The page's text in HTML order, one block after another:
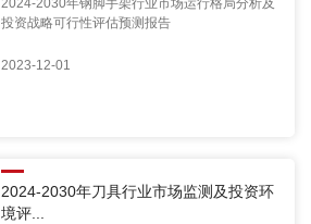
2024-2030年钢脚手架行业市场运行格局分析及
投资战略可行性评估预测报告
2023-12-01
2024-2030年刀具行业市场监测及投资环
境评...